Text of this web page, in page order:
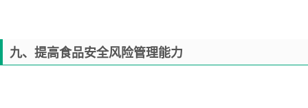
九、提高食品安全风险管理能力